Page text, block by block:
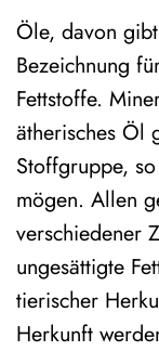
Öle, davon
Bezeichnung
Fettstoffe.
ätherisches Öl
Stoffgruppe,
mögen. Allen
verschiedener
ungesättigte
tierischer
Herkunft